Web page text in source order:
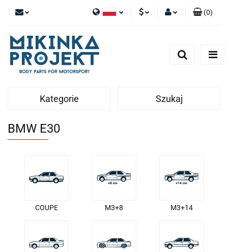
Polski
English
(0)
Kategorie Szukaj
BMW E30
COUPE M3+8 M3+14